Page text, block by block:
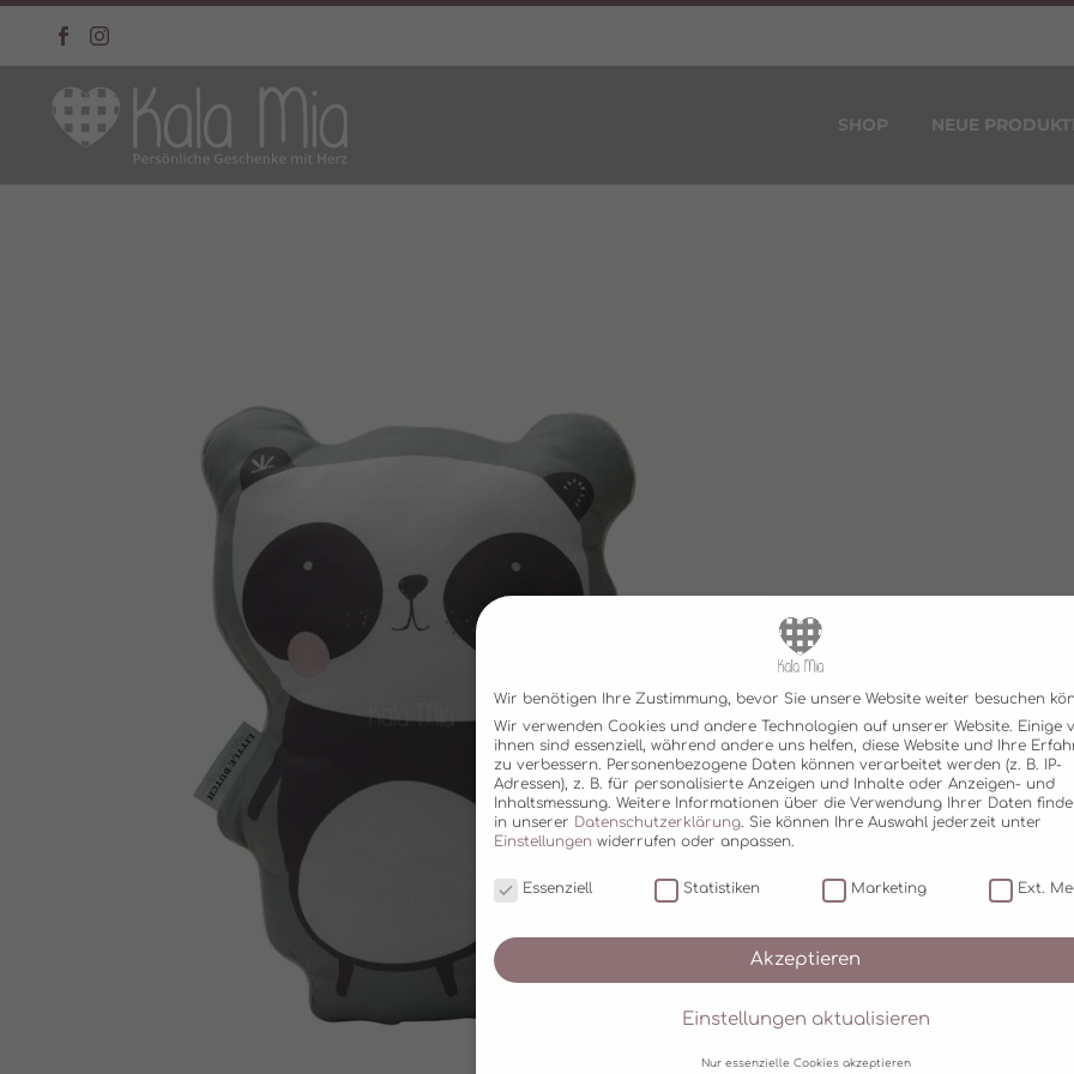
SHOP NEUE
Wir benötigen Ihre Zustimmung, bevor Sie unsere Website weiter besuchen
Wir verwenden Cookies und andere Technologien auf unserer Website. Einige
ihnen sind essenziell, während andere uns helfen, diese Website und Ihre
zu verbessern. Personenbezogene Daten können verarbeitet werden (z. B. IP-
Adressen), z. B. für personalisierte Anzeigen und Inhalte oder Anzeigen- und
Inhaltsmessung. Weitere Informationen über die Verwendung Ihrer Daten
in unserer Datenschutzerklärung. Sie können Ihre Auswahl jederzeit unter
Einstellungen widerrufen oder anpassen.
Essenziell Statistiken Marketing Ext.
Akzeptieren
Einstellungen aktualisieren
Nur essenzielle Cookies akzeptieren